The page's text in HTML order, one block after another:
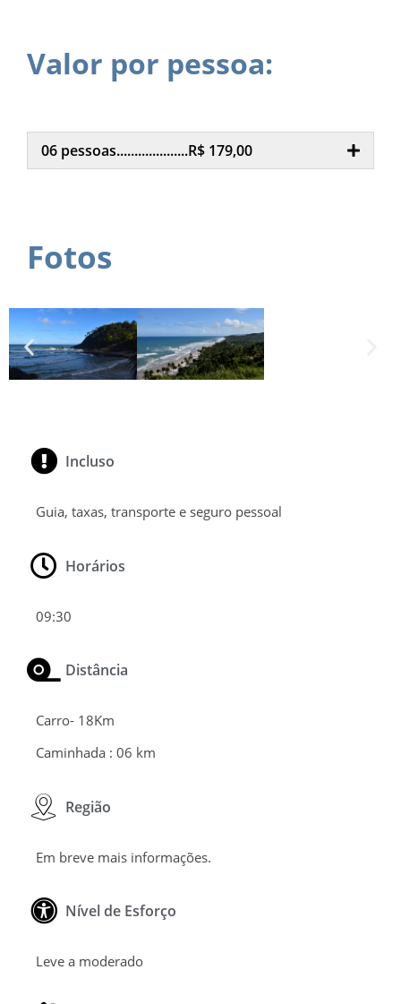
Valor por pessoa:
06 pessoas....................R$ 179,00
Fotos
Incluso
Guia, taxas, transporte e seguro pessoal
Horários
09:30
Distância
Carro- 18Km
Caminhada : 06 km
Região
Em breve mais informações.
Nível de Esforço
Leve a moderado